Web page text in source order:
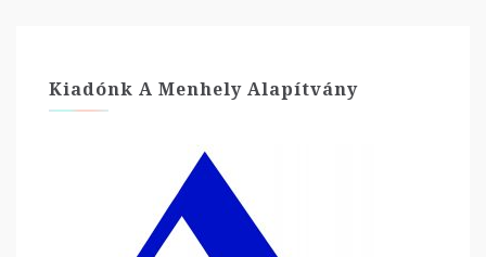
Kiadónk A Menhely Alapítvány